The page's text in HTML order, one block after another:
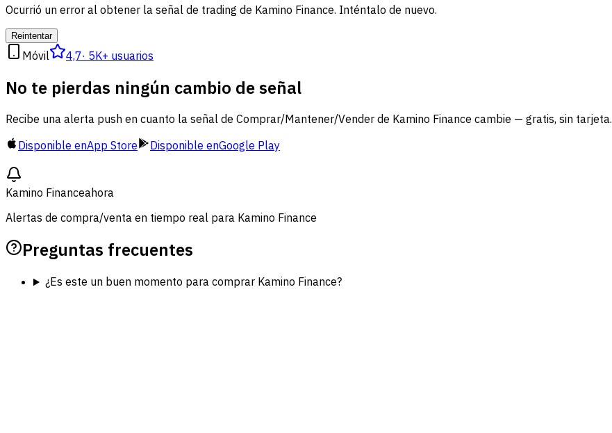
Ocurrió un error al obtener la señal de trading de Kamino Finance. Inténtalo de nuevo.
Reintentar
Móvil 4,7· 5K+ usuarios
No te pierdas ningún cambio de señal
Recibe una alerta push en cuanto la señal de Comprar/Mantener/Vender de Kamino Finance cambie — gratis, sin tarjeta.
Disponible enApp Store Disponible enGoogle Play
Kamino Financeahora
Alertas de compra/venta en tiempo real para Kamino Finance
Preguntas frecuentes
¿Es este un buen momento para comprar Kamino Finance?